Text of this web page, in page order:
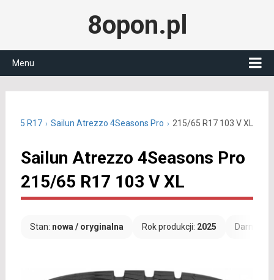
8opon.pl
Menu
65 R17 Sailun Atrezzo 4Seasons Pro 215/65 R17 103 V XL
Sailun Atrezzo 4Seasons Pro
215/65 R17 103 V XL
Stan: nowa / oryginalna Rok produkcji: 2025